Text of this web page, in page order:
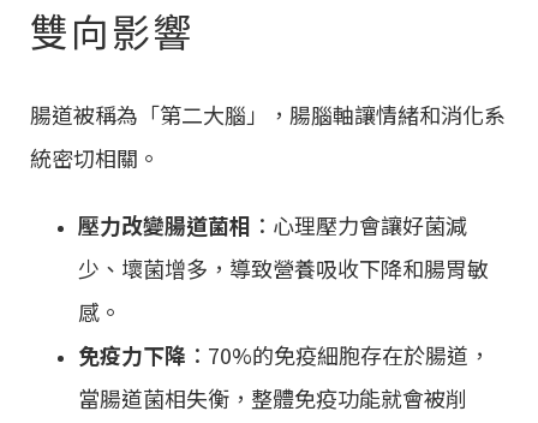
雙向影響
腸道被稱為「第二大腦」，腸腦軸讓情緒和消化系
統密切相關。
壓力改變腸道菌相 ：心理壓力會讓好菌減
少、壞菌增多，導致營養吸收下降和腸胃敏
感。
免疫力下降 ：70%的免疫細胞存在於腸道，
當腸道菌相失衡，整體免疫功能就會被削